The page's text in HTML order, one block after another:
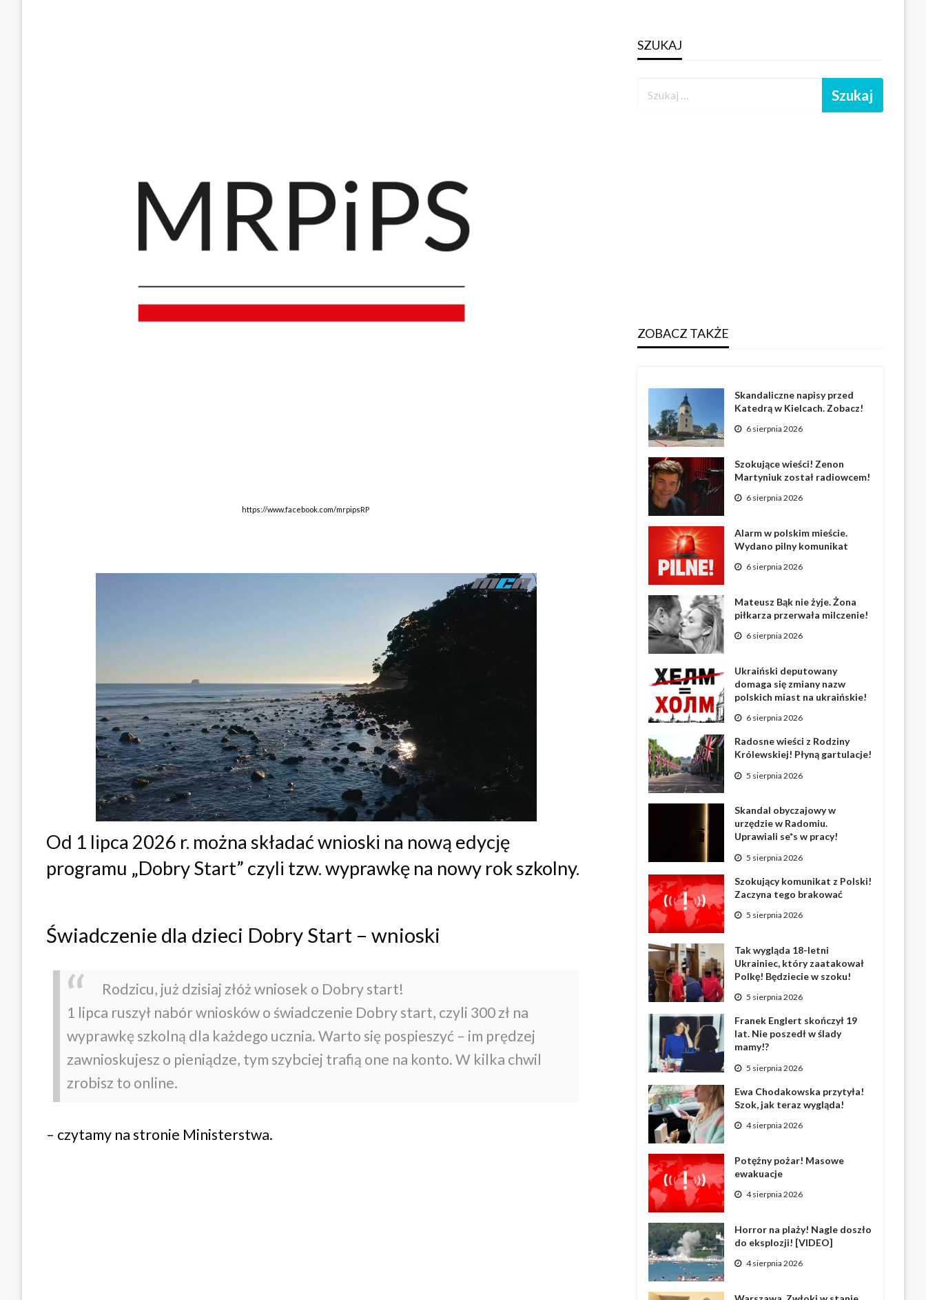
https://www.facebook.com/mrpipsRP
Od 1 lipca 2026 r. można składać wnioski na nową edycję
programu „Dobry Start” czyli tzw. wyprawkę na nowy rok szkolny.
Świadczenie dla dzieci Dobry Start – wnioski
Rodzicu, już dzisiaj złóż wniosek o Dobry start!
1 lipca ruszył nabór wniosków o świadczenie Dobry start, czyli 300 zł na
wyprawkę szkolną dla każdego ucznia. Warto się pospieszyć – im prędzej
zawnioskujesz o pieniądze, tym szybciej trafią one na konto. W kilka chwil
zrobisz to online.
– czytamy na stronie Ministerstwa.
SZUKAJ
ZOBACZ TAKŻE
Skandaliczne napisy przed
Katedrą w Kielcach. Zobacz!
6 sierpnia 2026
Szokujące wieści! Zenon
Martyniuk został radiowcem!
6 sierpnia 2026
Alarm w polskim mieście.
Wydano pilny komunikat
6 sierpnia 2026
Mateusz Bąk nie żyje. Żona
piłkarza przerwała milczenie!
6 sierpnia 2026
Ukraiński deputowany
domaga się zmiany nazw
polskich miast na ukraińskie!
6 sierpnia 2026
Radosne wieści z Rodziny
Królewskiej! Płyną gartulacje!
5 sierpnia 2026
Skandal obyczajowy w
urzędzie w Radomiu.
Uprawiali se*s w pracy!
5 sierpnia 2026
Szokujący komunikat z Polski!
Zaczyna tego brakować
5 sierpnia 2026
Tak wygląda 18-letni
Ukrainiec, który zaatakował
Polkę! Będziecie w szoku!
5 sierpnia 2026
Franek Englert skończył 19
lat. Nie poszedł w ślady
mamy!?
5 sierpnia 2026
Ewa Chodakowska przytyła!
Szok, jak teraz wygląda!
4 sierpnia 2026
Potężny pożar! Masowe
ewakuacje
4 sierpnia 2026
Horror na plaży! Nagle doszło
do eksplozji! [VIDEO]
4 sierpnia 2026